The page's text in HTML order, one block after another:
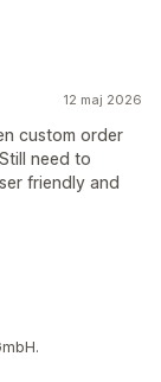
12 maj 2026
custom order
need to
friendly and